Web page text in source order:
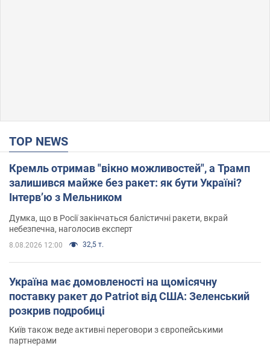
TOP NEWS
Кремль отримав "вікно можливостей", а Трамп
залишився майже без ракет: як бути Україні?
Інтерв’ю з Мельником
Думка, що в Росії закінчаться балістичні ракети, вкрай
небезпечна, наголосив експерт
8.08.2026 12:00 32,5 т.
Україна має домовленості на щомісячну
поставку ракет до Patriot від США: Зеленський
розкрив подробиці
Київ також веде активні переговори з європейськими
партнерами